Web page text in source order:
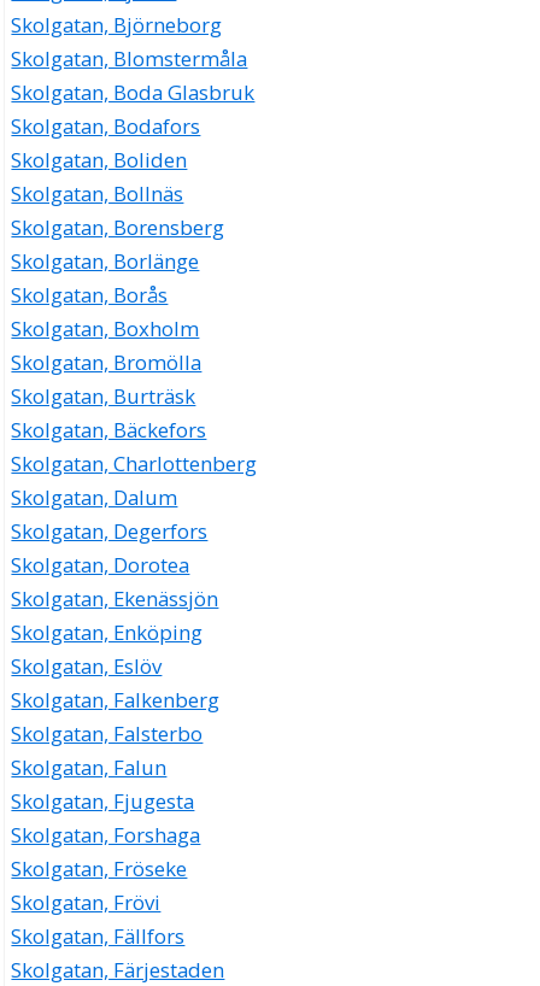
Skolgatan, Björneborg
Skolgatan, Blomstermåla
Skolgatan, Boda Glasbruk
Skolgatan, Bodafors
Skolgatan, Boliden
Skolgatan, Bollnäs
Skolgatan, Borensberg
Skolgatan, Borlänge
Skolgatan, Borås
Skolgatan, Boxholm
Skolgatan, Bromölla
Skolgatan, Burträsk
Skolgatan, Bäckefors
Skolgatan, Charlottenberg
Skolgatan, Dalum
Skolgatan, Degerfors
Skolgatan, Dorotea
Skolgatan, Ekenässjön
Skolgatan, Enköping
Skolgatan, Eslöv
Skolgatan, Falkenberg
Skolgatan, Falsterbo
Skolgatan, Falun
Skolgatan, Fjugesta
Skolgatan, Forshaga
Skolgatan, Fröseke
Skolgatan, Frövi
Skolgatan, Fällfors
Skolgatan, Färjestaden